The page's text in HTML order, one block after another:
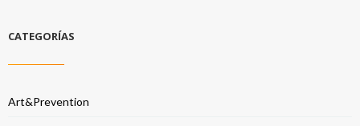
CATEGORÍAS
Art&Prevention